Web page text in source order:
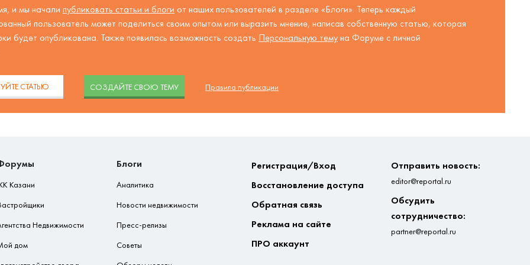
и мы начали публиковать статьи и блоги от наших пользователей в разделе «Блоги». Теперь каждый
пользователь может поделиться своим опытом или выразить мнение, написав собственную статью, которая
будет опубликована. Также появилась возможность создать Персональную тему на Форуме с личной
СТАТЬЮ CОЗДАЙТЕ СВОЮ ТЕМУ Правила публикации
Казани
Недвижимости
дом
Блоги
Аналитика
Новости недвижимости
Пресс-релизы
Советы
Регистрация/Вход
Восстановление доступа
Обратная связь
Реклама на сайте
ПРО аккаунт
Отправить новость:
editor@reportal.ru
Обсудить
сотрудничество:
partner@reportal.ru